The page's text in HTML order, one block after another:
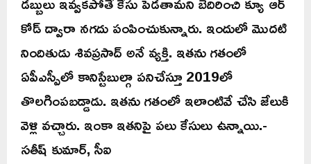
కోడ్ ద్వారా నగదు పంపించుకున్నారు. ఇందులో మొదటి
నిందితుడు శివప్రసాద్ అనే వ్యక్తి. ఇతను గతంలో
ఏపీఎస్పీలో కానిస్టేబుల్గా పనిచేస్తూ 2019లో
తొలగింపబడ్డాడు. ఇతను గతంలో ఇలాంటివే చేసి జేలుకి
వెళ్లి వచ్చారు. ఇంకా ఇతనిపై పలు కేసులు ఉన్నాయి.-
సతీష్ కుమార్, సీఐ